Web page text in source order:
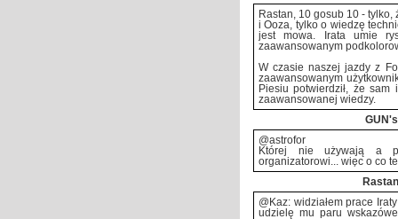
Rastan, 10 gosub 10 -
i Ooza, tylko o wiedzę
jest mowa. Irata umie
zaawansowanym
W czasie naszej jazdy z
zaawansowanym
Piesiu potwierdził, że
zaawansowanej wiedzy.
GUN's
@astrofor
Której nie używają a
organizatorowi... więc o co
Rastan
@Kaz: widziałem prace
udzielę mu paru